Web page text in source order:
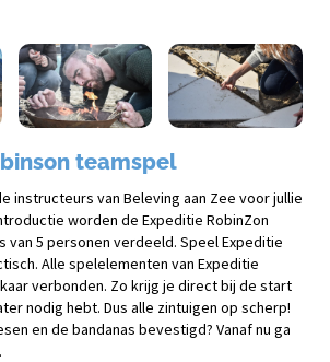
teamspel
instructeurs van Beleving aan Zee voor jullie
worden de Expeditie RobinZon
van 5 personen verdeeld. Speel Expeditie
Alle spelelementen van Expeditie
verbonden. Zo krijg je direct bij de start
nodig hebt. Dus alle zintuigen op scherp!
en de bandanas bevestigd? Vanaf nu ga